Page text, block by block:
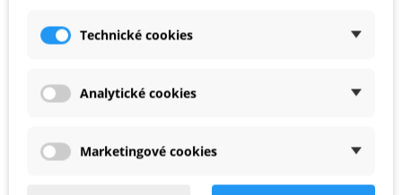
CE cat. 2/EN388
Technické cookies
Analytické cookies
Marketingové cookies